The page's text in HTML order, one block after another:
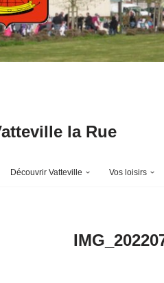
la Rue
Découvrir Vatteville Vos loisirs